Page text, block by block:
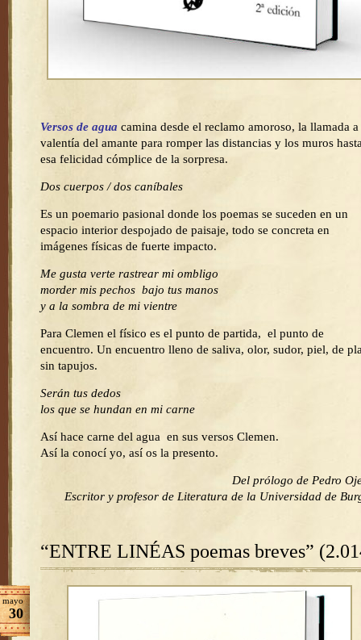
Versos de agua camina desde el reclamo amoroso, la llamada a
valentía del amante para romper las distancias y los muros
esa felicidad cómplice de la sorpresa.
Dos cuerpos / dos caníbales
Es un poemario pasional donde los poemas se suceden en un
espacio interior despojado de paisaje, todo se concreta en
imágenes físicas de fuerte impacto.
Me gusta verte rastrear mi ombligo
morder mis pechos bajo tus manos
y a la sombra de mi vientre
Para Clemen el físico es el punto de partida, el punto de
encuentro. Un encuentro lleno de saliva, olor, sudor, piel, de
sin tapujos.
Serán tus dedos
los que se hundan en mi carne
Así hace carne del agua en sus versos Clemen.
Así la conocí yo, así os la presento.
Del prólogo de Pedro
Escritor y profesor de Literatura de la Universidad de
“ENTRE LINÉAS poemas breves”
mayo
30